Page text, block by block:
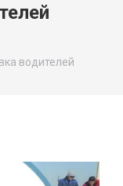
водителей